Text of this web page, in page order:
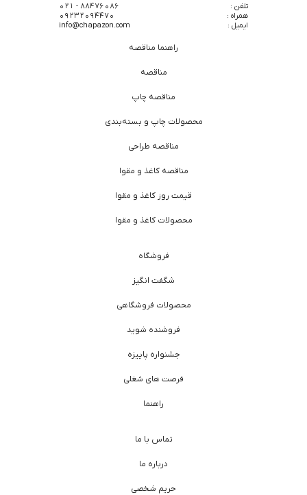
تلفن :
88476086 - 021
همراه :
09232094470
ایمیل :
info@chapazon.com
راهنما مناقصه
مناقصه
مناقصه چاپ
محصولات چاپ و بسته‌بندی
مناقصه طراحی
مناقصه کاغذ و مقوا
قیمت روز کاغذ و مقوا
محصولات کاغذ و مقوا
فروشگاه
شگفت انگیز
محصولات فروشگاهی
فروشنده شوید
جشنواره پاییزه
فرصت های شغلی
راهنما
تماس با ما
درباره ما
حریم شخصی